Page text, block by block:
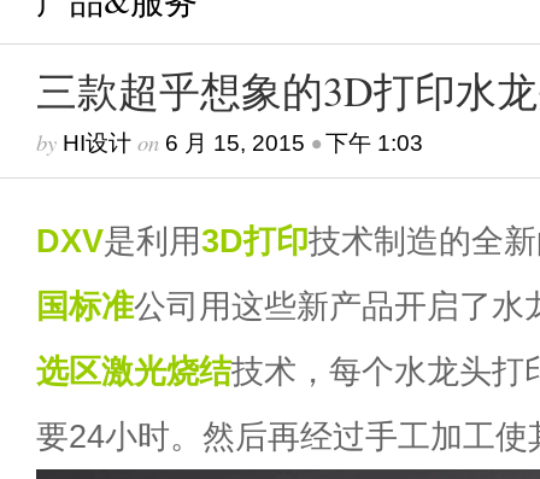
三款超乎想象的3D打印水
by HI设计 on 6 月 15, 2015 •下午 1:03
DXV是利用3D打印技术制造的全
国标准公司用这些新产品开启了水
选区激光烧结技术，每个水龙头打
要24小时。然后再经过手工加工使